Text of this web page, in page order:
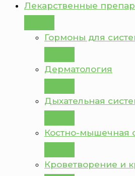
Лекарственные
Гормоны для
Дерматология
Дыхательная
Костно-мышечная
Кроветворение и